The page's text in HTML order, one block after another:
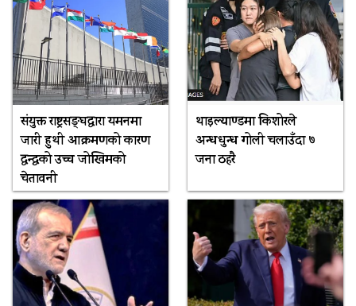
संयुक्त राष्ट्रसङ्घद्वारा यमनमा
जारी हुथी आक्रमणको कारण
द्वन्द्वको उच्च जोखिमको
चेतावनी
थाइल्याण्डमा किशोरले
अन्धधुन्ध गोली चलाउँदा ७
जना ठहरै